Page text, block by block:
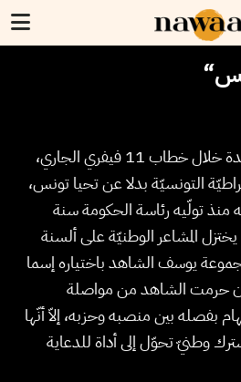
كسر يوسف الشاهد القاعدة خلال خطاب 11 فيفري الجاري،
التونسيّة بدلا عن تحيا تونس،
منذ تولّيه رئاسة الحكومة سنة
يختزل المشاعر الوطنيّة على ألسنة
يوسف الشاهد باختياره إسما
حرمت الشاهد من مواصلة
بفصله بين منصبه وحزبه، إلاّ أنّها
وطنيّ تحوّل إلى أداة للدعاية